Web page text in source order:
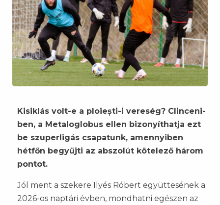
Kisiklás volt-e a ploiești-i vereség? Clinceni-
ben, a Metaloglobus ellen bizonyíthatja ezt
be szuperligás csapatunk, amennyiben
hétfőn begyűjti az abszolút kötelező három
pontot.
Jól ment a szekere Ilyés Róbert együttesének a
2026-os naptári évben, mondhatni egészen az